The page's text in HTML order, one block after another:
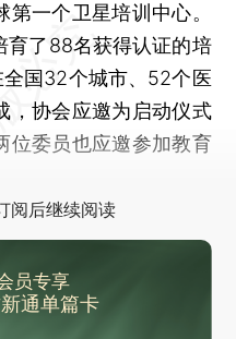
一个卫星培训中心。
育了88名获得认证的培
国32个城市、52个医
，协会应邀为启动仪式
位委员也应邀参加教育
阅后继续阅读
员专享
通单篇卡